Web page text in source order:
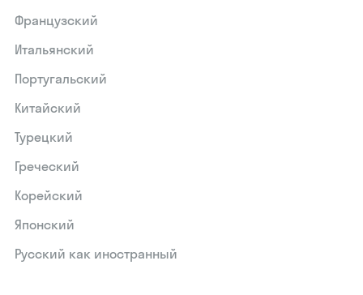
Французский
Итальянский
Португальский
Китайский
Турецкий
Греческий
Корейский
Японский
Русский как иностранный